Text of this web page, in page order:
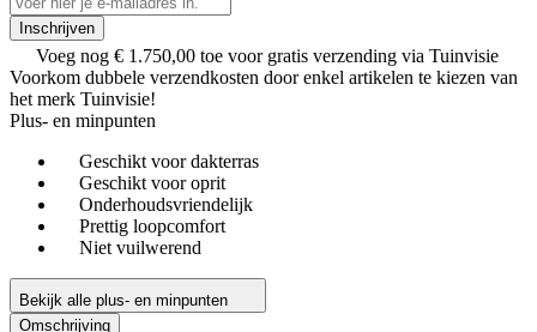
Inschrijven
Voeg nog € 1.750,00 toe voor gratis verzending via Tuinvisie
Voorkom dubbele verzendkosten door enkel artikelen te kiezen van
het merk Tuinvisie!
Plus- en minpunten
Geschikt voor dakterras
Geschikt voor oprit
Onderhoudsvriendelijk
Prettig loopcomfort
Niet vuilwerend
Bekijk alle plus- en minpunten
Omschrijving